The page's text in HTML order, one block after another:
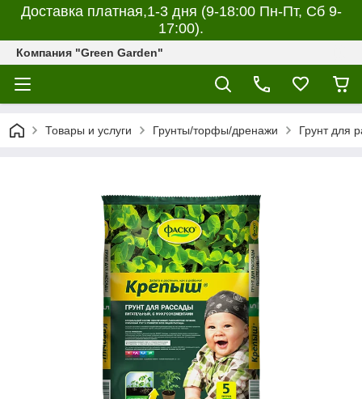
Доставка платная,1-3 дня (9-18:00 Пн-Пт, Сб 9-
17:00).
Компания "Green Garden"
Товары и услуги Грунты/торфы/дренажи Грунт для